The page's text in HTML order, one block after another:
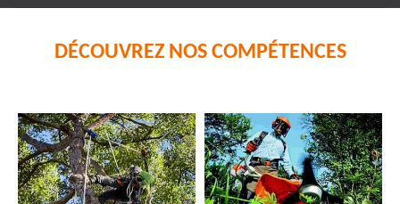
DÉCOUVREZ NOS COMPÉTENCES